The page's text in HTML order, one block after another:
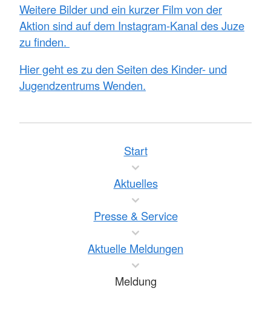
Weitere Bilder und ein kurzer Film von der
Aktion sind auf dem Instagram-Kanal des Juze
zu finden.
Hier geht es zu den Seiten des Kinder- und
Jugendzentrums Wenden.
Start
Aktuelles
Presse & Service
Aktuelle Meldungen
Meldung